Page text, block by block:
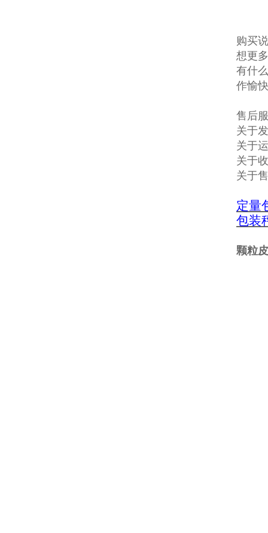
购买
想更
有什
作愉
售后
关于
关于
关于
关于
定量
包装
颗粒